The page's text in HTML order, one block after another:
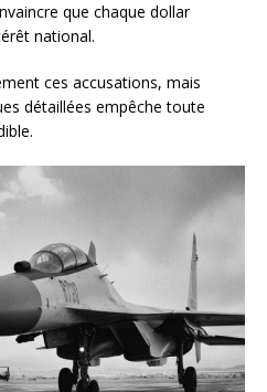
que chaque dollar
national.
ces accusations, mais
détaillées empêche toute